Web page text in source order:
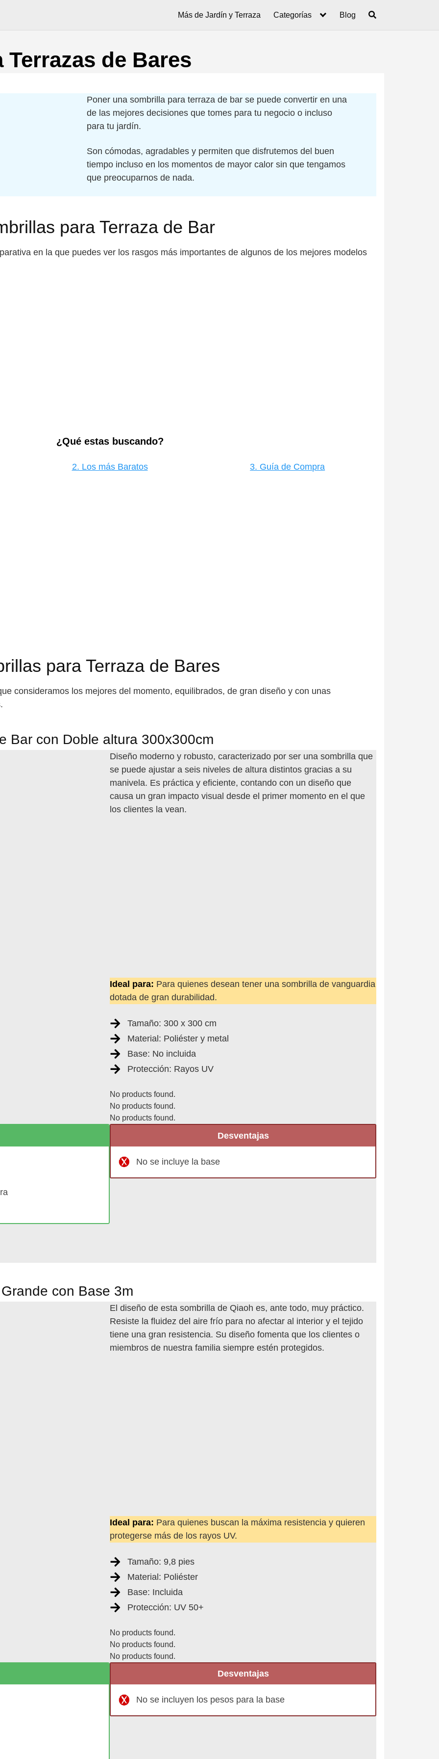
Más de Jardín y Terraza Categorías Blog
de Bares
Poner una sombrilla para terraza de bar se puede convertir en una
de las mejores decisiones que tomes para tu negocio o incluso
para tu jardín.
Son cómodas, agradables y permiten que disfrutemos del buen
tiempo incluso en los momentos de mayor calor sin que tengamos
que preocuparnos de nada.
para Terraza de Bar
en la que puedes ver los rasgos más importantes de algunos de los mejores modelos
¿Qué estas buscando?
2. Los más Baratos 3. Guía de Compra
para Terraza de Bares
consideramos los mejores del momento, equilibrados, de gran diseño y con unas
Bar con Doble altura 300x300cm
Diseño moderno y robusto, caracterizado por ser una sombrilla que
se puede ajustar a seis niveles de altura distintos gracias a su
manivela. Es práctica y eficiente, contando con un diseño que
causa un gran impacto visual desde el primer momento en el que
los clientes la vean.
Ideal para: Para quienes desean tener una sombrilla de vanguardia
dotada de gran durabilidad.
Tamaño: 300 x 300 cm
Material: Poliéster y metal
Base: No incluida
Protección: Rayos UV
No products found.
No products found.
No products found.
Desventajas
No se incluye la base
con Base 3m
El diseño de esta sombrilla de Qiaoh es, ante todo, muy práctico.
Resiste la fluidez del aire frío para no afectar al interior y el tejido
tiene una gran resistencia. Su diseño fomenta que los clientes o
miembros de nuestra familia siempre estén protegidos.
Ideal para: Para quienes buscan la máxima resistencia y quieren
protegerse más de los rayos UV.
Tamaño: 9,8 pies
Material: Poliéster
Base: Incluida
Protección: UV 50+
No products found.
No products found.
No products found.
Desventajas
No se incluyen los pesos para la base